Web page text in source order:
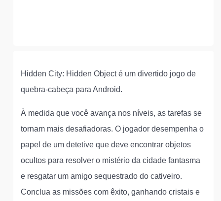
Hidden City: Hidden Object é um divertido jogo de
quebra-cabeça para Android.
À medida que você avança nos níveis, as tarefas se
tornam mais desafiadoras. O jogador desempenha o
papel de um detetive que deve encontrar objetos
ocultos para resolver o mistério da cidade fantasma
e resgatar um amigo sequestrado do cativeiro.
Conclua as missões com êxito, ganhando cristais e